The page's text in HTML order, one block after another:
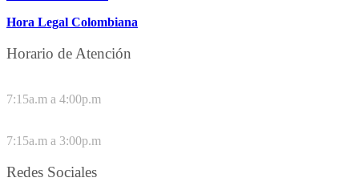
Hora Legal Colombiana
Horario de Atención
7:15a.m a 4:00p.m
7:15a.m a 3:00p.m
Redes Sociales